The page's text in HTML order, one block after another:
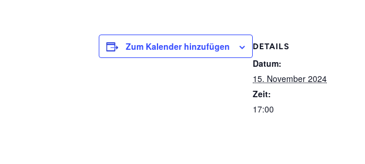
Zum Kalender hinzufügen DETAILS
Datum:
15. November 2024
Zeit:
17:00